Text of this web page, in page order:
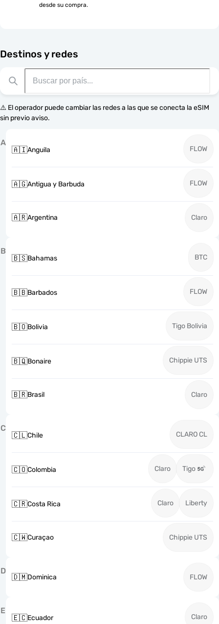
desde su compra.
Destinos y redes
⚠️ El operador puede cambiar las redes a las que se conecta la eSIM
sin previo aviso.
A
🇦🇮Anguila FLOW
🇦🇬Antigua y Barbuda FLOW
🇦🇷Argentina Claro
B
🇧🇸Bahamas BTC
🇧🇧Barbados FLOW
🇧🇴Bolivia Tigo Bolivia
🇧🇶Bonaire Chippie UTS
🇧🇷Brasil Claro
C
🇨🇱Chile CLARO CL
🇨🇴Colombia Claro Tigo
🇨🇷Costa Rica Claro Liberty
🇨🇼Curaçao Chippie UTS
D
🇩🇲Dominica FLOW
E
🇪🇨Ecuador Claro